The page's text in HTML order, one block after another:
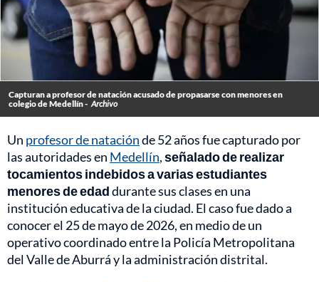
Capturan a profesor de natación acusado de propasarse con menores en
colegio de Medellín - Archivo
Un profesor de nataciónde 52 años fue capturado por
las autoridades en Medellín,señalado de realizar
tocamientos indebidos a varias estudiantes
menores de edaddurante sus clases en una
institución educativa de la ciudad. El caso fue dado a
conocer el 25 de mayo de 2026, en medio de un
operativo coordinado entre la Policía Metropolitana
del Valle de Aburrá y la administración distrital.